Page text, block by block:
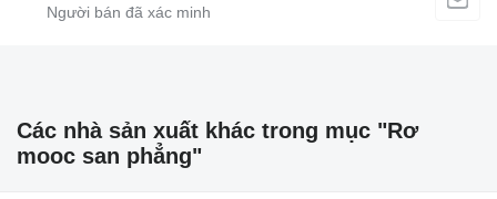
Các nhà sản xuất khác trong mục "Rơ
mooc san phẳng"